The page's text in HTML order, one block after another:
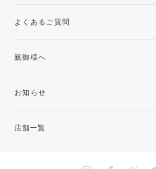
よくあるご質問
親御様へ
お知らせ
店舗一覧